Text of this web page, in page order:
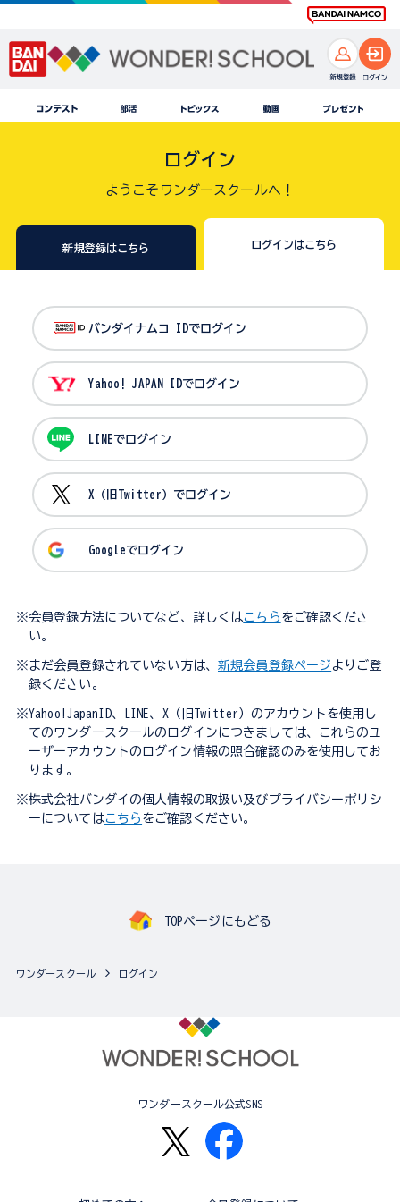
ログイン
ようこそワンダースクールへ！
新規登録はこちら ログインはこちら
バンダイナムコ IDでログイン
Yahoo! JAPAN IDでログイン
LINEでログイン
X（旧Twitter）でログイン
Googleでログイン
※会員登録方法についてなど、詳しくはこちら をご確認くださ
い。
※まだ会員登録されていない方は、 新規会員登録ページ よりご登
録ください。
※Yahoo!JapanID、LINE、X（旧Twitter）のアカウントを使用し
てのワンダースクールのログインにつきましては、これらのユ
ーザーアカウントのログイン情報の照合確認のみを使用してお
ります。
※株式会社バンダイの個人情報の取扱い及びプライバシーポリシ
ーについてはこちら をご確認ください。
TOPページにもどる
ワンダースクール ログイン
ワンダースクール公式SNS